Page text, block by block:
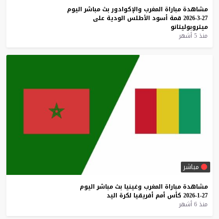
مشاهدة مباراة المغرب والإكوادور بث مباشر اليوم
27-3-2026
قمة أسود الأطلس الودية على
ميتروبوليتانو
منذ 5 أشهر
مباشر
مشاهدة مباراة المغرب وغينيا بث مباشر اليوم
27-1-2026
كأس أمم أفريقيا لكرة اليد
منذ 6 أشهر